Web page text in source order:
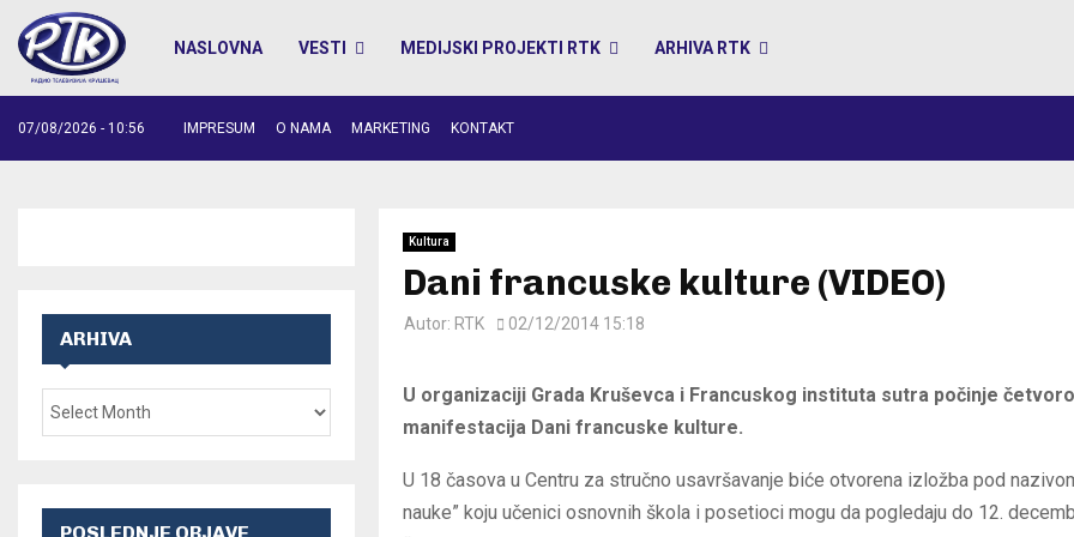
NASLOVNA VESTI MEDIJSKI PROJEKTI RTK ARHIVA RTK
07/08/2026 - 10:56 IMPRESUM O NAMA MARKETING KONTAKT
Kultura
Dani francuske kulture (VIDEO)
Autor: RTK 02/12/2014 15:18
U organizaciji Grada Kruševca i Francuskog instituta sutra počinje
manifestacija Dani francuske kulture.
U 18 časova u Centru za stručno usavršavanje biće otvorena izložba pod
nauke” koju učenici osnovnih škola i posetioci mogu da pogledaju do 12.
ARHIVA